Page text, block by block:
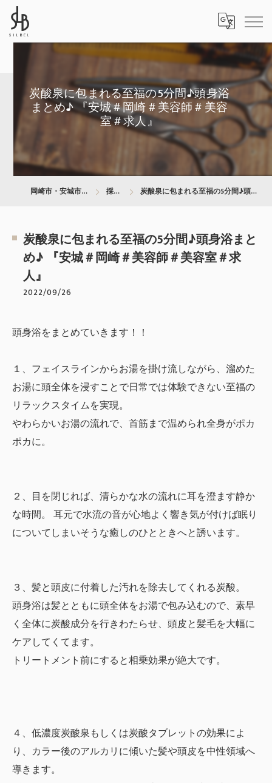
炭酸泉に包まれる至福の5分間♪頭身浴
まとめ♪ 『安城＃岡崎＃美容師＃美容
室＃求人』
岡崎市・安城市の美容師は株式会社SILBEL 採用ブログ 炭酸泉に包まれる至福の5分間♪頭身浴まとめ♪ 『安城＃岡崎＃美容師＃美容室＃求人』
炭酸泉に包まれる至福の5分間♪頭身浴まと
め♪ 『安城＃岡崎＃美容師＃美容室＃求
人』
2022/09/26
頭身浴をまとめていきます！！
１、フェイスラインからお湯を掛け流しながら、溜めた
お湯に頭全体を浸すことで日常では体験できない至福の
リラックスタイムを実現。
やわらかいお湯の流れで、首筋まで温められ全身がポカ
ポカに。
２、目を閉じれば、清らかな水の流れに耳を澄ます静か
な時間。 耳元で水流の音が心地よく響き気が付けば眠り
についてしまいそうな癒しのひとときへと誘います。
３、髪と頭皮に付着した汚れを除去してくれる炭酸。
頭身浴は髪とともに頭全体をお湯で包み込むので、素早
く全体に炭酸成分を行きわたらせ、頭皮と髪毛を大幅に
ケアしてくてます。
トリートメント前にすると相乗効果が絶大です。
４、低濃度炭酸泉もしくは炭酸タブレットの効果によ
り、カラー後のアルカリに傾いた髪や頭皮を中性領域へ
導きます。